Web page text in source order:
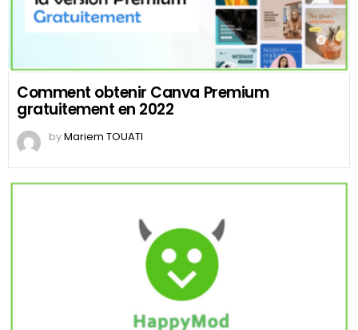
Comment obtenir Canva Premium
gratuitement en 2022
byMariem TOUATI